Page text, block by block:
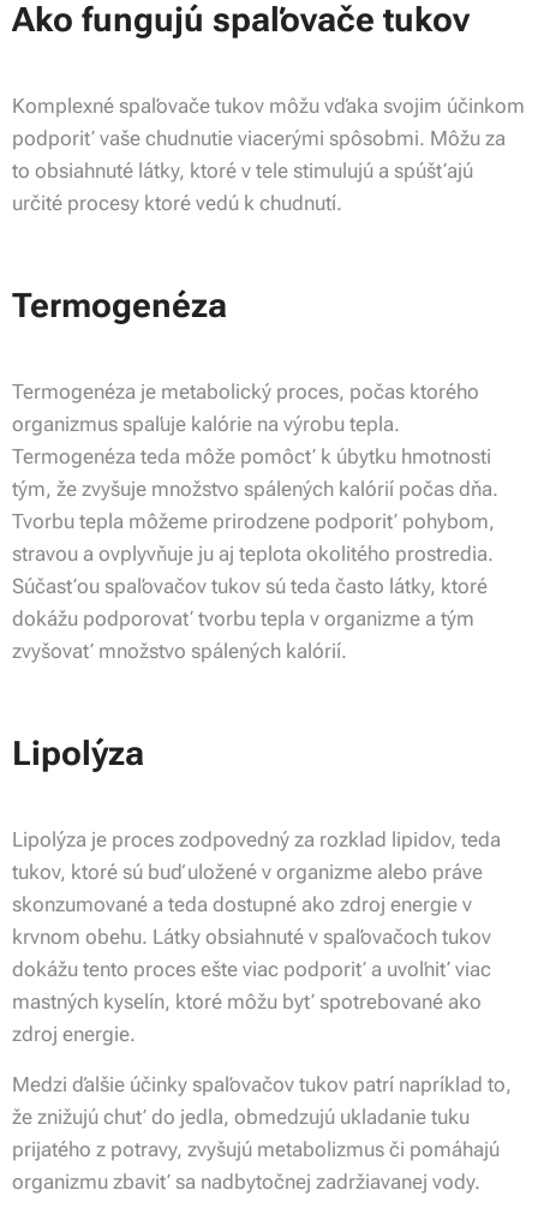
Ako fungujú spaľovače tukov
Komplexné spaľovače tukov môžu vďaka svojim účinkom
podporiť vaše chudnutie viacerými spôsobmi. Môžu za
to obsiahnuté látky, ktoré v tele stimulujú a spúšťajú
určité procesy ktoré vedú k chudnutí.
Termogenéza
Termogenéza je metabolický proces, počas ktorého
organizmus spaľuje kalórie na výrobu tepla.
Termogenéza teda môže pomôcť k úbytku hmotnosti
tým, že zvyšuje množstvo spálených kalórií počas dňa.
Tvorbu tepla môžeme prirodzene podporiť pohybom,
stravou a ovplyvňuje ju aj teplota okolitého prostredia.
Súčasťou spaľovačov tukov sú teda často látky, ktoré
dokážu podporovať tvorbu tepla v organizme a tým
zvyšovať množstvo spálených kalórií.
Lipolýza
Lipolýza je proces zodpovedný za rozklad lipidov, teda
tukov, ktoré sú buď uložené v organizme alebo práve
skonzumované a teda dostupné ako zdroj energie v
krvnom obehu. Látky obsiahnuté v spaľovačoch tukov
dokážu tento proces ešte viac podporiť a uvoľniť viac
mastných kyselín, ktoré môžu byť spotrebované ako
zdroj energie.
Medzi ďalšie účinky spaľovačov tukov patrí napríklad to,
že znižujú chuť do jedla, obmedzujú ukladanie tuku
prijatého z potravy, zvyšujú metabolizmus či pomáhajú
organizmu zbaviť sa nadbytočnej zadržiavanej vody.